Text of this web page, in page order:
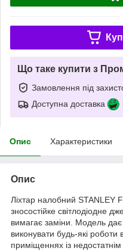
Що таке купити з
Замовлення під
Доступна доставка
Опис Характеристики
Опис
Ліхтар налобний
зносостійке світлодіодне
вимагає заміни. Модель дає
виконувати будь-які
приміщеннях із